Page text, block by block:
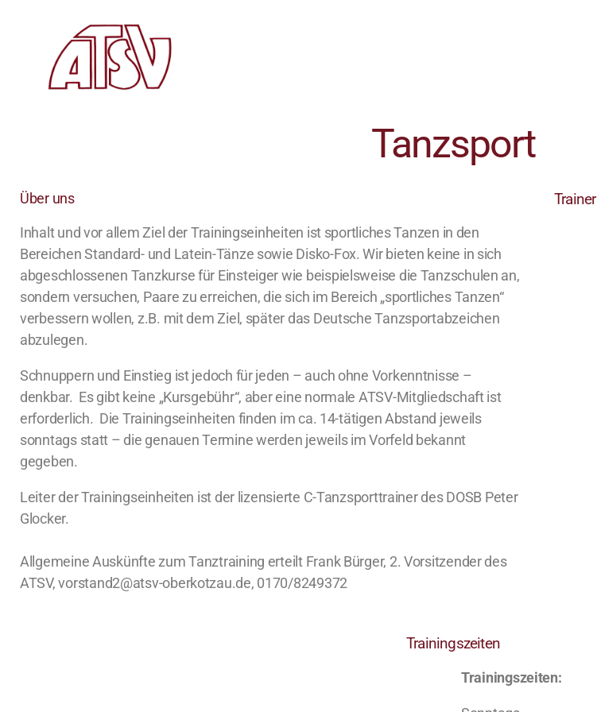
Tanzsport
Über uns
Inhalt und vor allem Ziel der Trainingseinheiten ist sportliches Tanzen in den
Bereichen Standard- und Latein-Tänze sowie Disko-Fox. Wir bieten keine in sich
abgeschlossenen Tanzkurse für Einsteiger wie beispielsweise die Tanzschulen an,
sondern versuchen, Paare zu erreichen, die sich im Bereich „sportliches Tanzen“
verbessern wollen, z.B. mit dem Ziel, später das Deutsche Tanzsportabzeichen
abzulegen.
Schnuppern und Einstieg ist jedoch für jeden – auch ohne Vorkenntnisse –
denkbar. Es gibt keine „Kursgebühr“, aber eine normale ATSV-Mitgliedschaft ist
erforderlich. Die Trainingseinheiten finden im ca. 14-tätigen Abstand jeweils
sonntags statt – die genauen Termine werden jeweils im Vorfeld bekannt
gegeben.
Leiter der Trainingseinheiten ist der lizensierte C-Tanzsporttrainer des DOSB Peter
Glocker.
Allgemeine Auskünfte zum Tanztraining erteilt Frank Bürger, 2. Vorsitzender des
ATSV,vorstand2@atsv-oberkotzau.de, 0170/8249372
Trainer
Trainingszeiten
Trainingszeiten: